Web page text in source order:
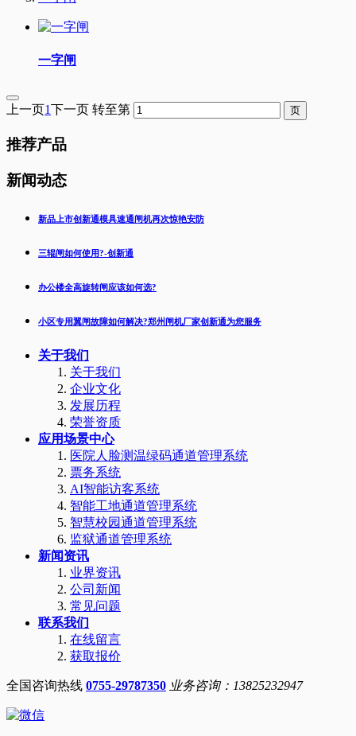
一字闸
上一页1下一页 转至第
推荐产品
新闻动态
新品上市创新通模具速通闸机再次惊艳安防
三辊闸如何使用?-创新通
办公楼全高旋转闸应该如何选?
小区专用翼闸故障如何解决?郑州闸机厂家创新通为您服务
关于我们
关于我们
企业文化
发展历程
荣誉资质
应用场景中心
医院人脸测温绿码通道管理系统
票务系统
AI智能访客系统
智能工地通道管理系统
智慧校园通道管理系统
监狱通道管理系统
新闻资讯
业界资讯
公司新闻
常见问题
联系我们
在线留言
获取报价
全国咨询热线 0755-29787350 业务咨询：13825232947